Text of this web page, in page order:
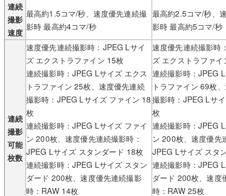
連続
撮影
速度
最高約1.5コマ/秒、速度優先連続撮
影時 最高約4コマ/秒
最高約2.5コマ/秒、
影時 最高約5コマ/秒
連続
撮影
可能
枚数
速度優先連続撮影時：JPEG Lサイ
ズ エクストラファイン 15枚
連続撮影時：JPEG Lサイズ エクス
トラファイン 25枚、速度優先連続
撮影時：JPEG Lサイズ ファイン 18
枚
連続撮影時：JPEG Lサイズ ファイ
ン 200枚、速度優先連続撮影時：
JPEG Lサイズ スタンダード 18枚
連続撮影時：JPEG Lサイズ スタン
ダード 200枚、速度優先連続撮影
時：RAW 14枚
速度優先連続撮影時
ズ エクストラファ
連続撮影時：JPEG
トラファイン 69枚
撮影時：JPEG Lサ
枚
連続撮影時：JPEG
ン 200枚、速度優先
JPEG Lサイズ スタ
連続撮影時：JPEG
ダード 200枚、速度
時：RAW 25枚